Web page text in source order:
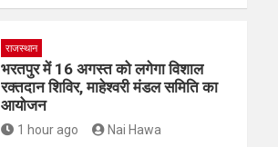
राजस्थान
भरतपुर में 16 अगस्त को लगेगा विशाल
रक्तदान शिविर, माहेश्वरी मंडल समिति का
आयोजन
1 hour ago Nai Hawa